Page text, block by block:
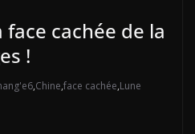
face cachée de la
!
,Chine,face cachée,Lune